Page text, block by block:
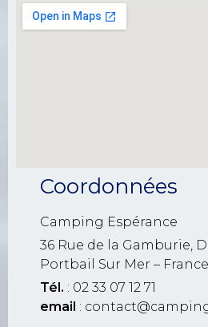
Coordonnées
Camping Espérance
36 Rue de la Gamburie,
Portbail Sur Mer – France
Tél. : 02 33 07 12 71
email :